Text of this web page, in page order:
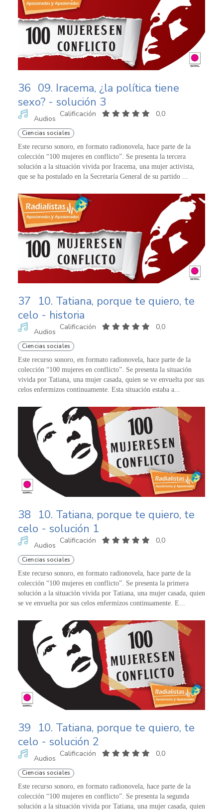
36 09. Iracema, ¿la política tiene
sexo? - solución 3
Audios
Calificación 0,0
Ciencias sociales
Este recurso sonoro, en formato radionovela, hace parte de la
colección “100 mujeres en conflicto”. Se presenta la tercera
solución a la situación vivida por Iracema, una mujer activista,
que se ha postulado en la Secretaría General de su partido ...
37 10. Tatiana, porque te quiero, te
celo - historia
Audios
Calificación 0,0
Ciencias sociales
Este recurso sonoro, en formato radionovela, hace parte de la
colección “100 mujeres en conflicto”. Se presenta la situación
vivida por Tatiana, una mujer casada, quien se ve envuelta por sus
celos enfermizos continuamente. Esta situación estaba a...
38 10. Tatiana, porque te quiero, te
celo - solución 1
Audios
Calificación 0,0
Ciencias sociales
Este recurso sonoro, en formato radionovela, hace parte de la
colección “100 mujeres en conflicto”. Se presenta la primera
solución a la situación vivida por Tatiana, una mujer casada, quien
se ve envuelta por sus celos enfermizos continuamente. E...
39 10. Tatiana, porque te quiero, te
celo - solución 2
Audios
Calificación 0,0
Ciencias sociales
Este recurso sonoro, en formato radionovela, hace parte de la
colección “100 mujeres en conflicto”. Se presenta la segunda
solución a la situación vivida por Tatiana, una mujer casada, quien